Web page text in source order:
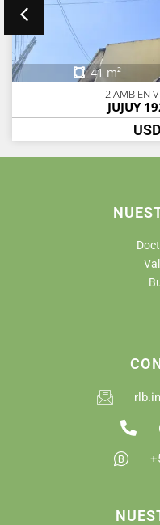
41 m²
2 AMB EN
JUJUY
USD